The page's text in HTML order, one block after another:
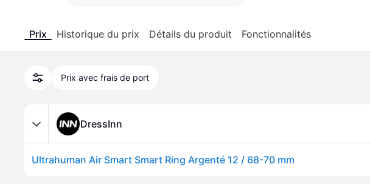
Prix Historique du prix Détails du produit Fonctionnalités
Prix avec frais de port
DressInn
Ultrahuman Air Smart Smart Ring Argenté 12 / 68-70 mm